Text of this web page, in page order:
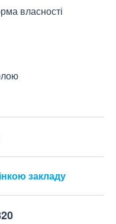
власності
закладу